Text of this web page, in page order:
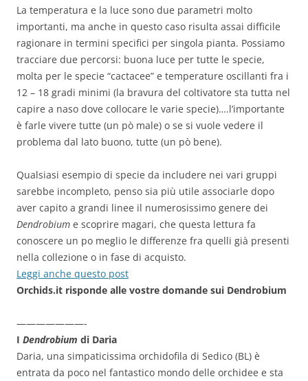
La temperatura e la luce sono due parametri molto
importanti, ma anche in questo caso risulta assai difficile
ragionare in termini specifici per singola pianta. Possiamo
tracciare due percorsi: buona luce per tutte le specie,
molta per le specie “cactacee” e temperature oscillanti fra i
12 – 18 gradi minimi (la bravura del coltivatore sta tutta nel
capire a naso dove collocare le varie specie)….l’importante
è farle vivere tutte (un pò male) o se si vuole vedere il
problema dal lato buono, tutte (un pò bene).
Qualsiasi esempio di specie da includere nei vari gruppi
sarebbe incompleto, penso sia più utile associarle dopo
aver capito a grandi linee il numerosissimo genere dei
Dendrobium e scoprire magari, che questa lettura fa
conoscere un po meglio le differenze fra quelli già presenti
nella collezione o in fase di acquisto.
Leggi anche questo post
Orchids.it risponde alle vostre domande sui Dendrobium
———————-
I Dendrobium di Daria
Daria, una simpaticissima orchidofila di Sedico (BL) è
entrata da poco nel fantastico mondo delle orchidee e sta